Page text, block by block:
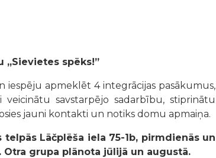
„Sievietes spēks!”
apmeklēt 4 integrācijas pasākumus,
veicinātu savstarpējo sadarbību, stiprinātu
jauni kontakti un notiks domu apmaiņa.
Lāčplēša iela 75-1b, pirmdienās un
Otra grupa plānota jūlijā un augustā.